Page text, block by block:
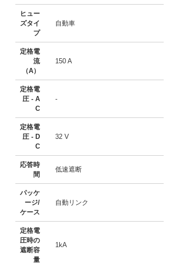
ヒュー
ズタイ
プ
自動車
定格電
流
（A）
150 A
定格電
圧 - A
C
-
定格電
圧 - D
C
32 V
応答時
間
低速遮断
パッケ
ージ/
ケース
自動リンク
定格電
圧時の
遮断容
量
1kA